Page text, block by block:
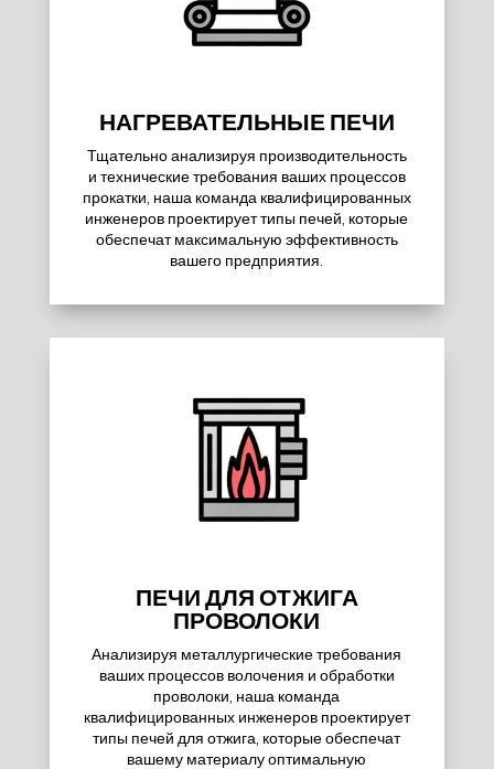
НАГРЕВАТЕЛЬНЫЕ ПЕЧИ
Тщательно анализируя производительность
и технические требования ваших процессов
прокатки, наша команда квалифицированных
инженеров проектирует типы печей, которые
обеспечат максимальную эффективность
вашего предприятия.
ПЕЧИ ДЛЯ ОТЖИГА
ПРОВОЛОКИ
Анализируя металлургические требования
ваших процессов волочения и обработки
проволоки, наша команда
квалифицированных инженеров проектирует
типы печей для отжига, которые обеспечат
вашему материалу оптимальную